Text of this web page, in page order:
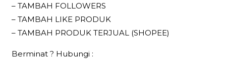
– TAMBAH FOLLOWERS
– TAMBAH LIKE PRODUK
– TAMBAH PRODUK TERJUAL (SHOPEE)
Berminat ? Hubungi :